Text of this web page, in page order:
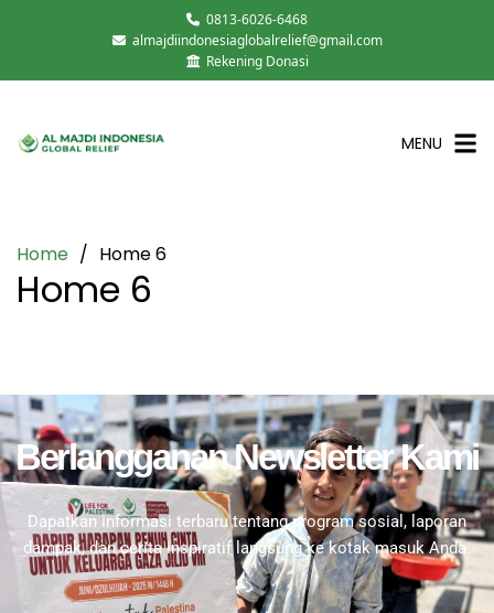
0813-6026-6468
almajdiindonesiaglobalrelief@gmail.com
Rekening Donasi
MENU
Home Home 6
Home 6
Berlangganan Newsletter Kami
Dapatkan informasi terbaru tentang program sosial, laporan
dampak, dan cerita inspiratif langsung ke kotak masuk Anda.